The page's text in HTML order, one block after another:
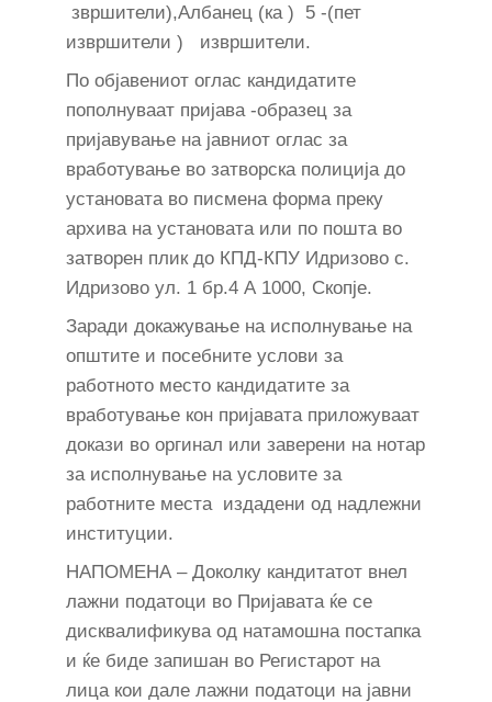
звршители),Албанец (ка ) 5 -(пет
извршители ) извршители.
По објавениот оглас кандидатите
пополнуваат пријава -образец за
пријавување на јавниот оглас за
вработување во затворска полиција до
установата во писмена форма преку
архива на установата или по пошта во
затворен плик до КПД-КПУ Идризово с.
Идризово ул. 1 бр.4 А 1000, Скопје.
Заради докажување на исполнување на
општите и посебните услови за
работното место кандидатите за
вработување кон пријавата приложуваат
докази во оргинал или заверени на нотар
за исполнување на условите за
работните места издадени од надлежни
институции.
НАПОМЕНА – Доколку кандитатот внел
лажни податоци во Пријавата ќе се
дисквалификува од натамошна постапка
и ќе биде запишан во Регистарот на
лица кои дале лажни податоци на јавни